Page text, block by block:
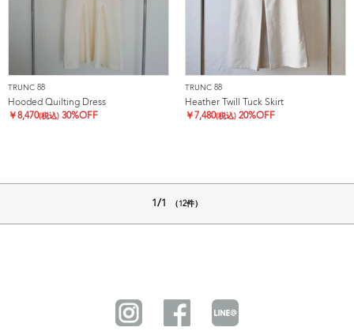
TRUNC 88
Hooded Quilting Dress
￥8,470(税込) 30%OFF
TRUNC 88
Heather Twill Tuck Skirt
￥ 7,480(税込) 20%OFF
1/1 （12件）